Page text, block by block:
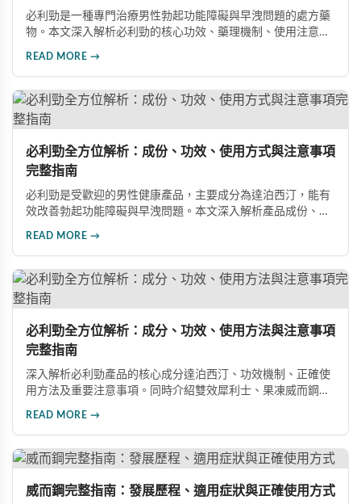
必利勁是一種專門治療男性勃起功能障礙與早洩問題的處方藥
物。本文深入解析必利勁的核心功效、藥理機制、使用注意事
READ MORE →
必利勁全方位解析：成份、功效、使用方式與注意事項
完整指南
必利勁是受歡迎的男性健康產品，主要成分為達泊西汀，能有
效改善勃起功能障礙與早洩問題。本文深入解析產品成份、功
READ MORE →
必利勁全方位解析：成分、功效、使用方法與注意事項
完整指南
深入解析必利勁產品的核心成分達泊西汀、功效機制、正確使
用方法及重要注意事項。同時介紹雙效犀利士、果凍威而鋼雙
READ MORE →
威而鋼完整指南：發展歷程、適用症狀與正確使用方式